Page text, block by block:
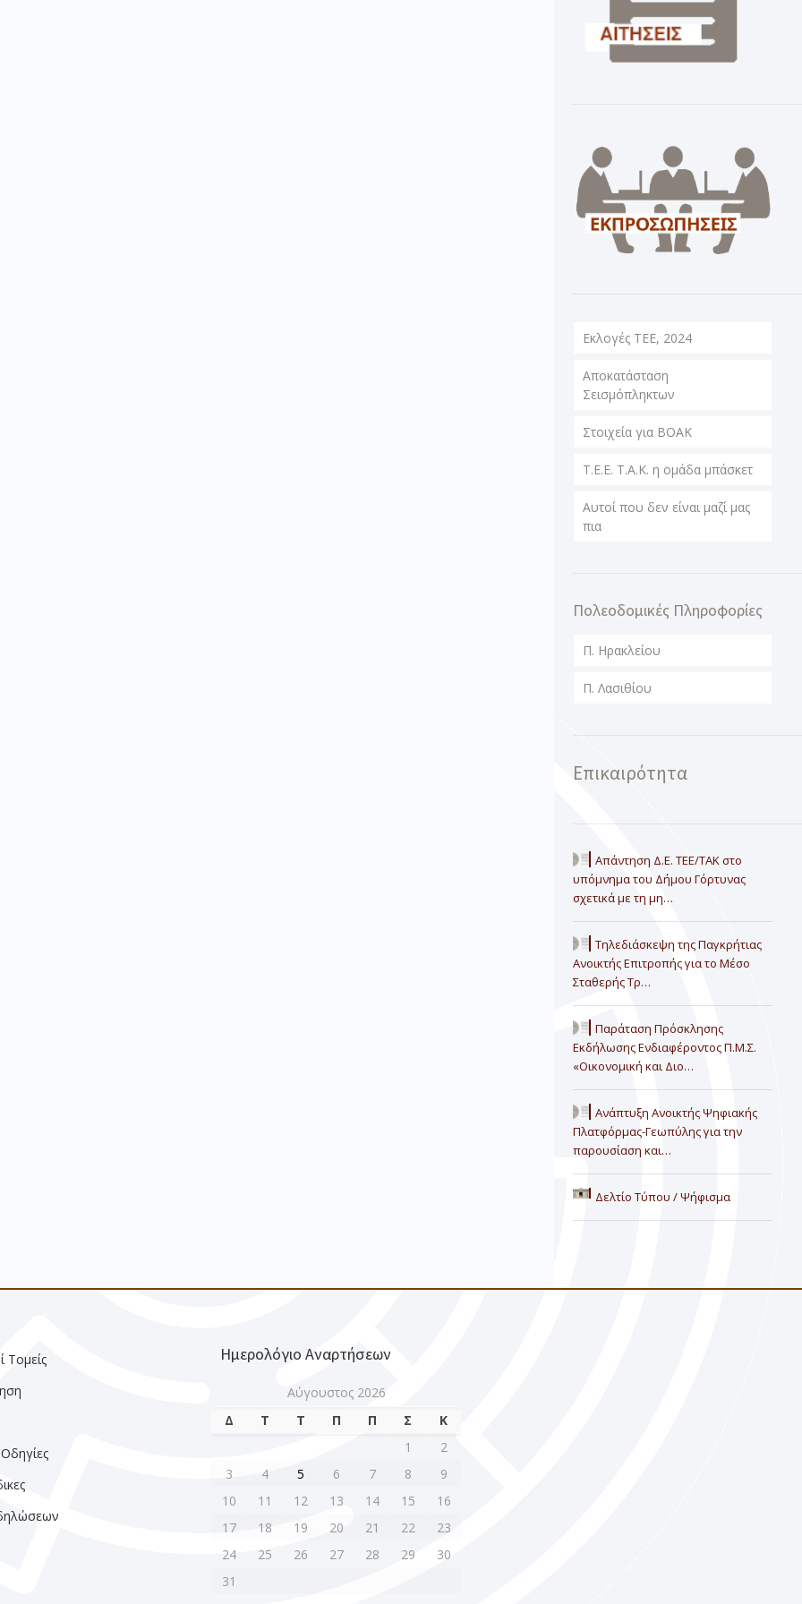
Εκλογές ΤΕΕ, 2024
Αποκατάσταση
Σεισμόπληκτων
Στοιχεία για ΒΟΑΚ
T.E.E. T.A.K. η ομάδα μπάσκετ
Αυτοί που δεν είναι μαζί μας
πια
Πολεοδομικές Πληροφορίες
Π. Ηρακλείου
Π. Λασιθίου
Επικαιρότητα
Απάντηση Δ.Ε. ΤΕΕ/ΤΑΚ στο
υπόμνημα του Δήμου Γόρτυνας
σχετικά με τη μη…
Τηλεδιάσκεψη της Παγκρήτιας
Ανοικτής Επιτροπής για το Μέσο
Σταθερής Τρ…
Παράταση Πρόσκλησης
Εκδήλωσης Ενδιαφέροντος Π.Μ.Σ.
«Οικονομική και Διο…
Ανάπτυξη Ανοικτής Ψηφιακής
Πλατφόρμας-Γεωπύλης για την
παρουσίαση και…
Δελτίο Τύπου / Ψήφισμα
Τομείς
Ημερολόγιο Αναρτήσεων
Αύγουστος 2026
Δ
Τ Τ Π Π Σ
Κ
1
2
3
4 5 6 7 8
9
10
11 12 13 14 15
16
17
18 19 20 21 22
23
24
25 26 27 28 29
30
31